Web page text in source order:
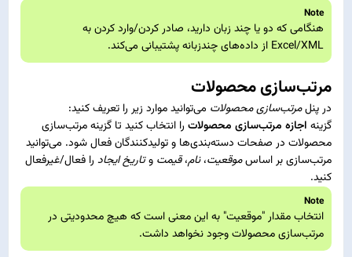
Note
هنگامی که دو یا چند زبان دارید، صادر کردن/وارد کردن به
Excel/XML از داده‌های چندزبانه پشتیبانی می‌کند.
مرتب‌سازی محصولات
در پنلمرتب‌سازی محصولات می‌توانید موارد زیر را تعریف کنید:
گزینه اجازه مرتب‌سازی محصولات را انتخاب کنید تا گزینه مرتب‌سازی
محصولات در صفحات دسته‌بندی‌ها و تولیدکنندگان فعال شود. می‌توانید
مرتب‌سازی بر اساسموقعیت،نام،قیمت وتاریخ ایجاد را فعال/غیرفعال
کنید.
Note
انتخاب مقدار "موقعیت" به این معنی است که هیچ محدودیتی در
مرتب‌سازی محصولات وجود نخواهد داشت.